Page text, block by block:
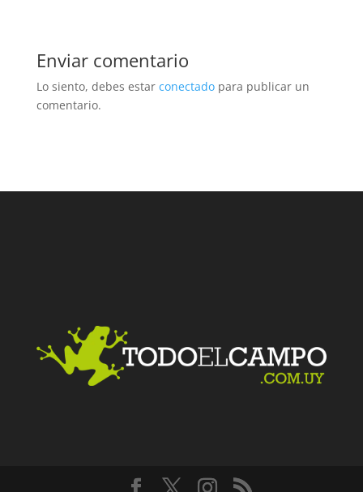
Enviar comentario
Lo siento, debes estar conectadopara publicar un
comentario.
Facebook